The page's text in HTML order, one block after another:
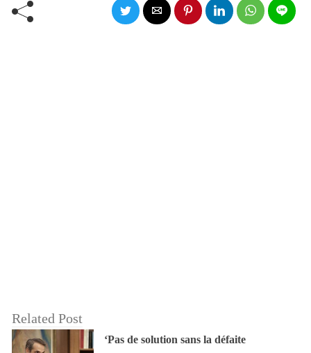
Related Post
‘Pas de solution sans la défaite